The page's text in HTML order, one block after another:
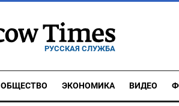
РУССКАЯ СЛУЖБА
ОБЩЕСТВО ЭКОНОМИКА ВИДЕО